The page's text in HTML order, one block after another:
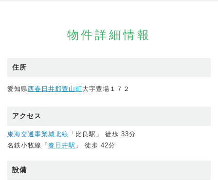
物件詳細情報
住所
愛知県西春日井郡豊山町大字豊場１７２
アクセス
東海交通事業城北線 「比良駅」 徒歩 33分
名鉄小牧線「 春日井駅 」 徒歩 42分
設備